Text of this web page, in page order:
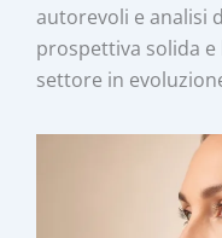
autorevoli e analisi
prospettiva solida e
settore in